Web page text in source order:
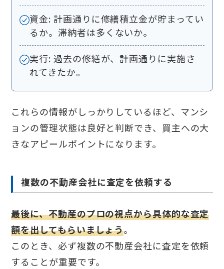
資金: 計画通りに修繕積立金が貯まってい
るか。滞納者は多くないか。
実行: 過去の修繕が、計画通りに実施さ
れてきたか。
これらの情報がしっかりしているほど、マンシ
ョンの管理状態は良好と判断でき、買主への大
きなアピールポイントになります。
複数の不動産会社に査定を依頼する
最後に、不動産のプロの視点から具体的な査定
額を出してもらいましょう。
このとき、必ず複数の不動産会社に査定を依頼
することが重要です。